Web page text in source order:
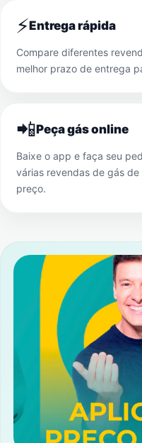
⚡Entrega rápida
Compare diferentes
melhor prazo de entrega
📲Peça gás online
Baixe o app e faça seu
várias revendas de gás
preço.